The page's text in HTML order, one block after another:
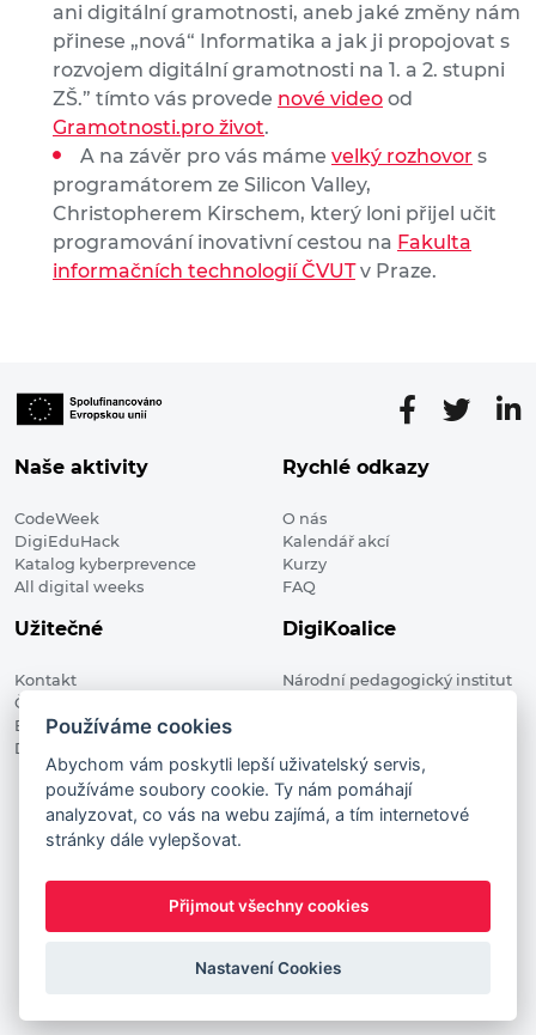
ani digitální gramotnosti, aneb jaké změny nám
přinese „nová“ Informatika a jak ji propojovat s
rozvojem digitální gramotnosti na 1. a 2. stupni
ZŠ.” tímto vás provede nové video od
Gramotnosti.pro život.
A na závěr pro vás máme velký rozhovor s
programátorem ze Silicon Valley,
Christopherem Kirschem, který loni přijel učit
programování inovativní cestou na Fakulta
informačních technologií ČVUTv Praze.
Naše aktivity
CodeWeek
DigiEduHack
Katalog kyberprevence
All digital weeks
Rychlé odkazy
O nás
Kalendář akcí
Kurzy
FAQ
Užitečné
Kontakt
Členské organizace
Blog
Digitalizace ve vzdělávání
DigiKoalice
Národní pedagogický institut
DigiKoalice 2021. All rights reserved
Vstup do administrace
This project has received funding from the European
Commission Innovation and Networks Executive Agency (now
Commission and the European Commission is not responsible
Používáme cookies
Abychom vám poskytli lepší uživatelský servis,
používáme soubory cookie. Ty nám pomáhají
analyzovat, co vás na webu zajímá, a tím internetové
stránky dále vylepšovat.
Přijmout všechny cookies
Nastavení Cookies